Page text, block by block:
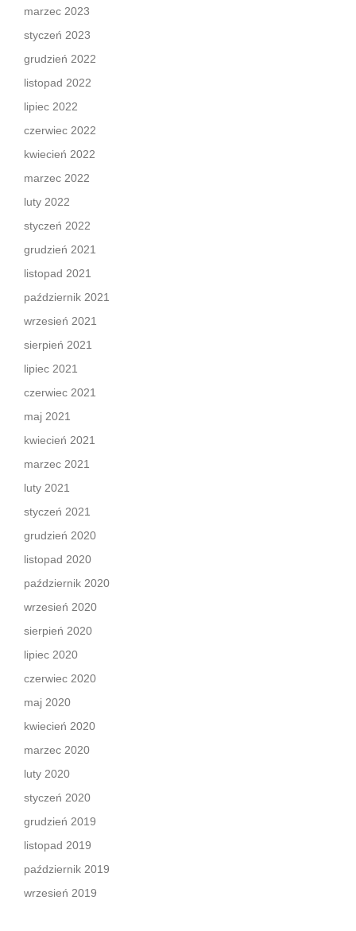
marzec 2023
styczeń 2023
grudzień 2022
listopad 2022
lipiec 2022
czerwiec 2022
kwiecień 2022
marzec 2022
luty 2022
styczeń 2022
grudzień 2021
listopad 2021
październik 2021
wrzesień 2021
sierpień 2021
lipiec 2021
czerwiec 2021
maj 2021
kwiecień 2021
marzec 2021
luty 2021
styczeń 2021
grudzień 2020
listopad 2020
październik 2020
wrzesień 2020
sierpień 2020
lipiec 2020
czerwiec 2020
maj 2020
kwiecień 2020
marzec 2020
luty 2020
styczeń 2020
grudzień 2019
listopad 2019
październik 2019
wrzesień 2019